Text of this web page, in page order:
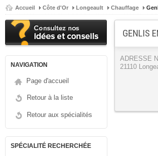
Accueil Côte d'Or Longeault Chauffage
NAVIGATION
Page d'accueil
Retour à la liste
Retour aux spécialités
SPÉCIALITÉ RECHERCHÉE
GENLIS
ADRESSE
21110